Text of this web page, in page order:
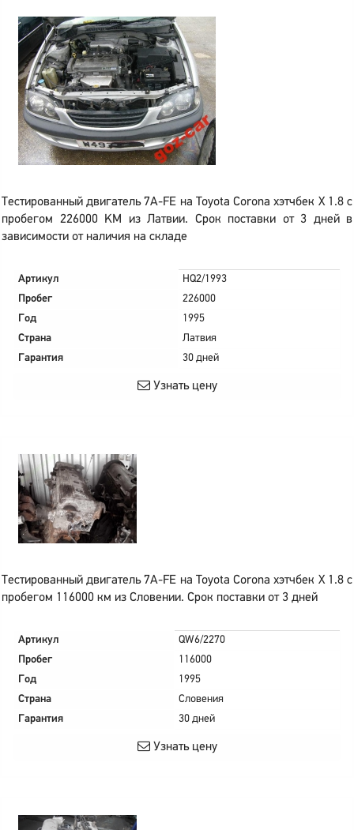
Тестированный двигатель 7A-FE на Toyota Corona хэтчбек X 1.8 с
пробегом 226000 KM из Латвии. Срок поставки от 3 дней в
зависимости от наличия на складе
Артикул
HQ2/1993
Пробег
226000
Год
1995
Страна
Латвия
Гарантия
30 дней
Узнать цену
Тестированный двигатель 7A-FE на Toyota Corona хэтчбек X 1.8 с
пробегом 116000 км из Словении. Срок поставки от 3 дней
Артикул
QW6/2270
Пробег
116000
Год
1995
Страна
Словения
Гарантия
30 дней
Узнать цену